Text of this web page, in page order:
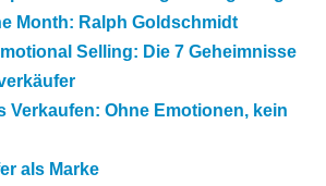
Month: Ralph Goldschmidt
Selling: Die 7 Geheimnisse
Verkaufen: Ohne Emotionen, kein
als Marke